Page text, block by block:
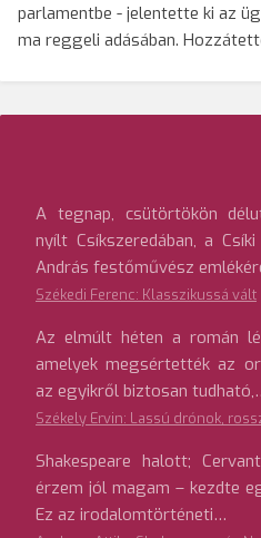
parlamentbe - jelentette ki az
ma reggeli adásában.
A tegnap, csütörtökön
nyílt Csíkszeredában, a
András festőművész
Székedi Ferenc: Klasszikussá vált
Az elmúlt héten a román
amelyek megsértették az
az egyikről biztosan
Székely Ervin: Lassú drónok,
Shakespeare halott;
érzem jól magam – kezdte
Ez az irodalomtörténeti…